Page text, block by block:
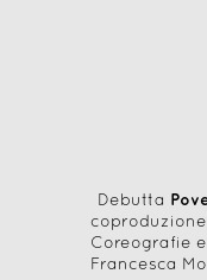
Debutta
Coreografie
Francesca